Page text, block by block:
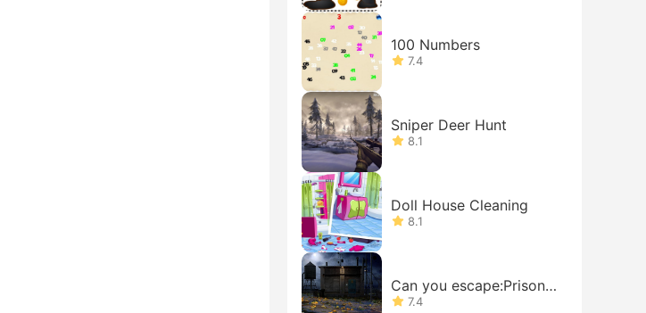
100 Numbers
7.4
Sniper Deer Hunt
8.1
Doll House Cleaning
8.1
Can you escape:Prison B
reak 2
7.4